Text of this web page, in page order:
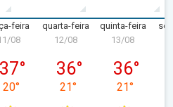
10/08
feira
terça-feira, 11/08
08
37°
20°
quarta-feira
quarta-feira, 12/08
12/08
36°
21°
quinta-feira
13/08
36°
21°